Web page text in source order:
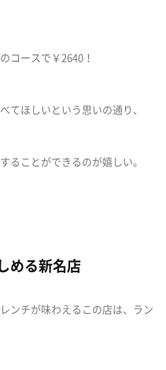
コースで￥2640！
てほしいという思いの通り、
ることができるのが嬉しい。
める新名店
ンチが味わえるこの店は、ラン